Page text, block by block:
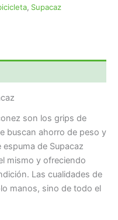
, Supacaz
son los grips de
buscan ahorro de peso y
de Supacaz
mismo y ofreciendo
Las cualidades de
manos, sino de todo el